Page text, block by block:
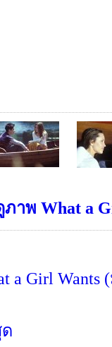
ภาพ What a
a Girl Wants